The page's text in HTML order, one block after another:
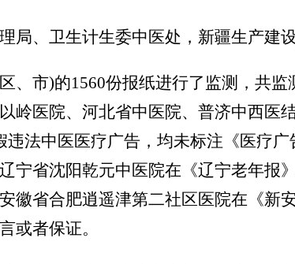
局、卫生计生委中医处，新疆生产建
市)的1560份报纸进行了监测，共监
岭医院、河北省中医院、普济中西医
违法中医医疗广告，均未标注《医疗
宁省沈阳乾元中医院在《辽宁老年报
徽省合肥逍遥津第二社区医院在《新
或者保证。